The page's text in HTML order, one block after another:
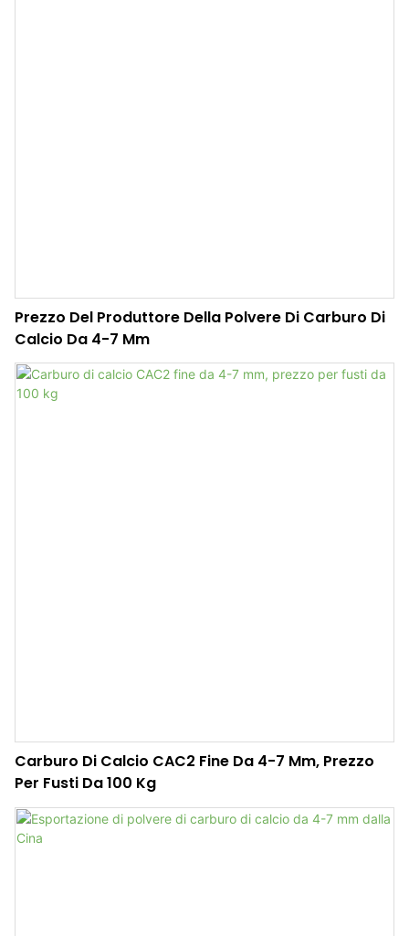
Prezzo Del Produttore Della Polvere Di Carburo Di
Calcio Da 4-7 Mm
Carburo Di Calcio CAC2 Fine Da 4-7 Mm, Prezzo
Per Fusti Da 100 Kg